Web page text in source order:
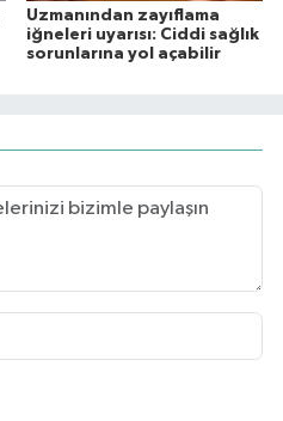
Uzmanından zayıflama
iğneleri uyarısı: Ciddi sağlık
sorunlarına yol açabilir